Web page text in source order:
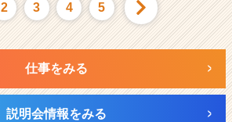
2 3 4 5
仕事をみる
説明会情報をみる